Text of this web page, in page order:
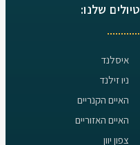
שלנו:
איסלנד
ניו זילנד
האיים הקנריים
האיים האזוריים
צפון יוון